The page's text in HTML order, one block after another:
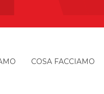
COSA FACCIAMO